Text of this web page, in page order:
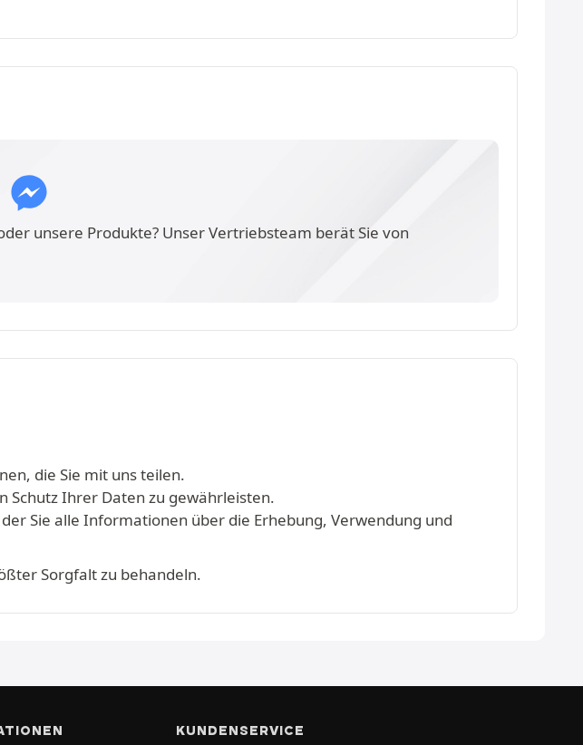
unsere Produkte? Unser Vertriebsteam berät Sie von
die Sie mit uns teilen.
Ihrer Daten zu gewährleisten.
Sie alle Informationen über die Erhebung, Verwendung und
Sorgfalt zu behandeln.
KUNDENSERVICE